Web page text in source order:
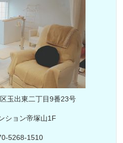
玉出東二丁目9番23号
ション帝塚山1F
5268-1510